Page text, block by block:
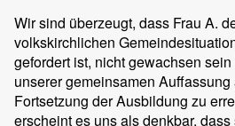
Wir sind überzeugt, dass Frau A.
volkskirchlichen
gefordert ist, nicht gewachsen
unserer gemeinsamen
Fortsetzung der Ausbildung zu
erscheint es uns als denkbar,